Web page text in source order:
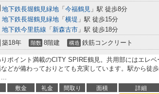
地下鉄長堀鶴見緑地 「 今福鶴見 」駅 徒歩8分
地下鉄長堀鶴見緑地 「 横堤 」駅 徒歩15分
地下鉄今里筋線 「 新森古市 」駅 徒歩18分
築18年 階数 8階建 構造 鉄筋コンクリート
りポイント満載のCITY SPIRE鶴見。共用部にはエレ
どが備わっておりとても充実しています。駅から徒
敷金 礼金 間取り 面積 詳細